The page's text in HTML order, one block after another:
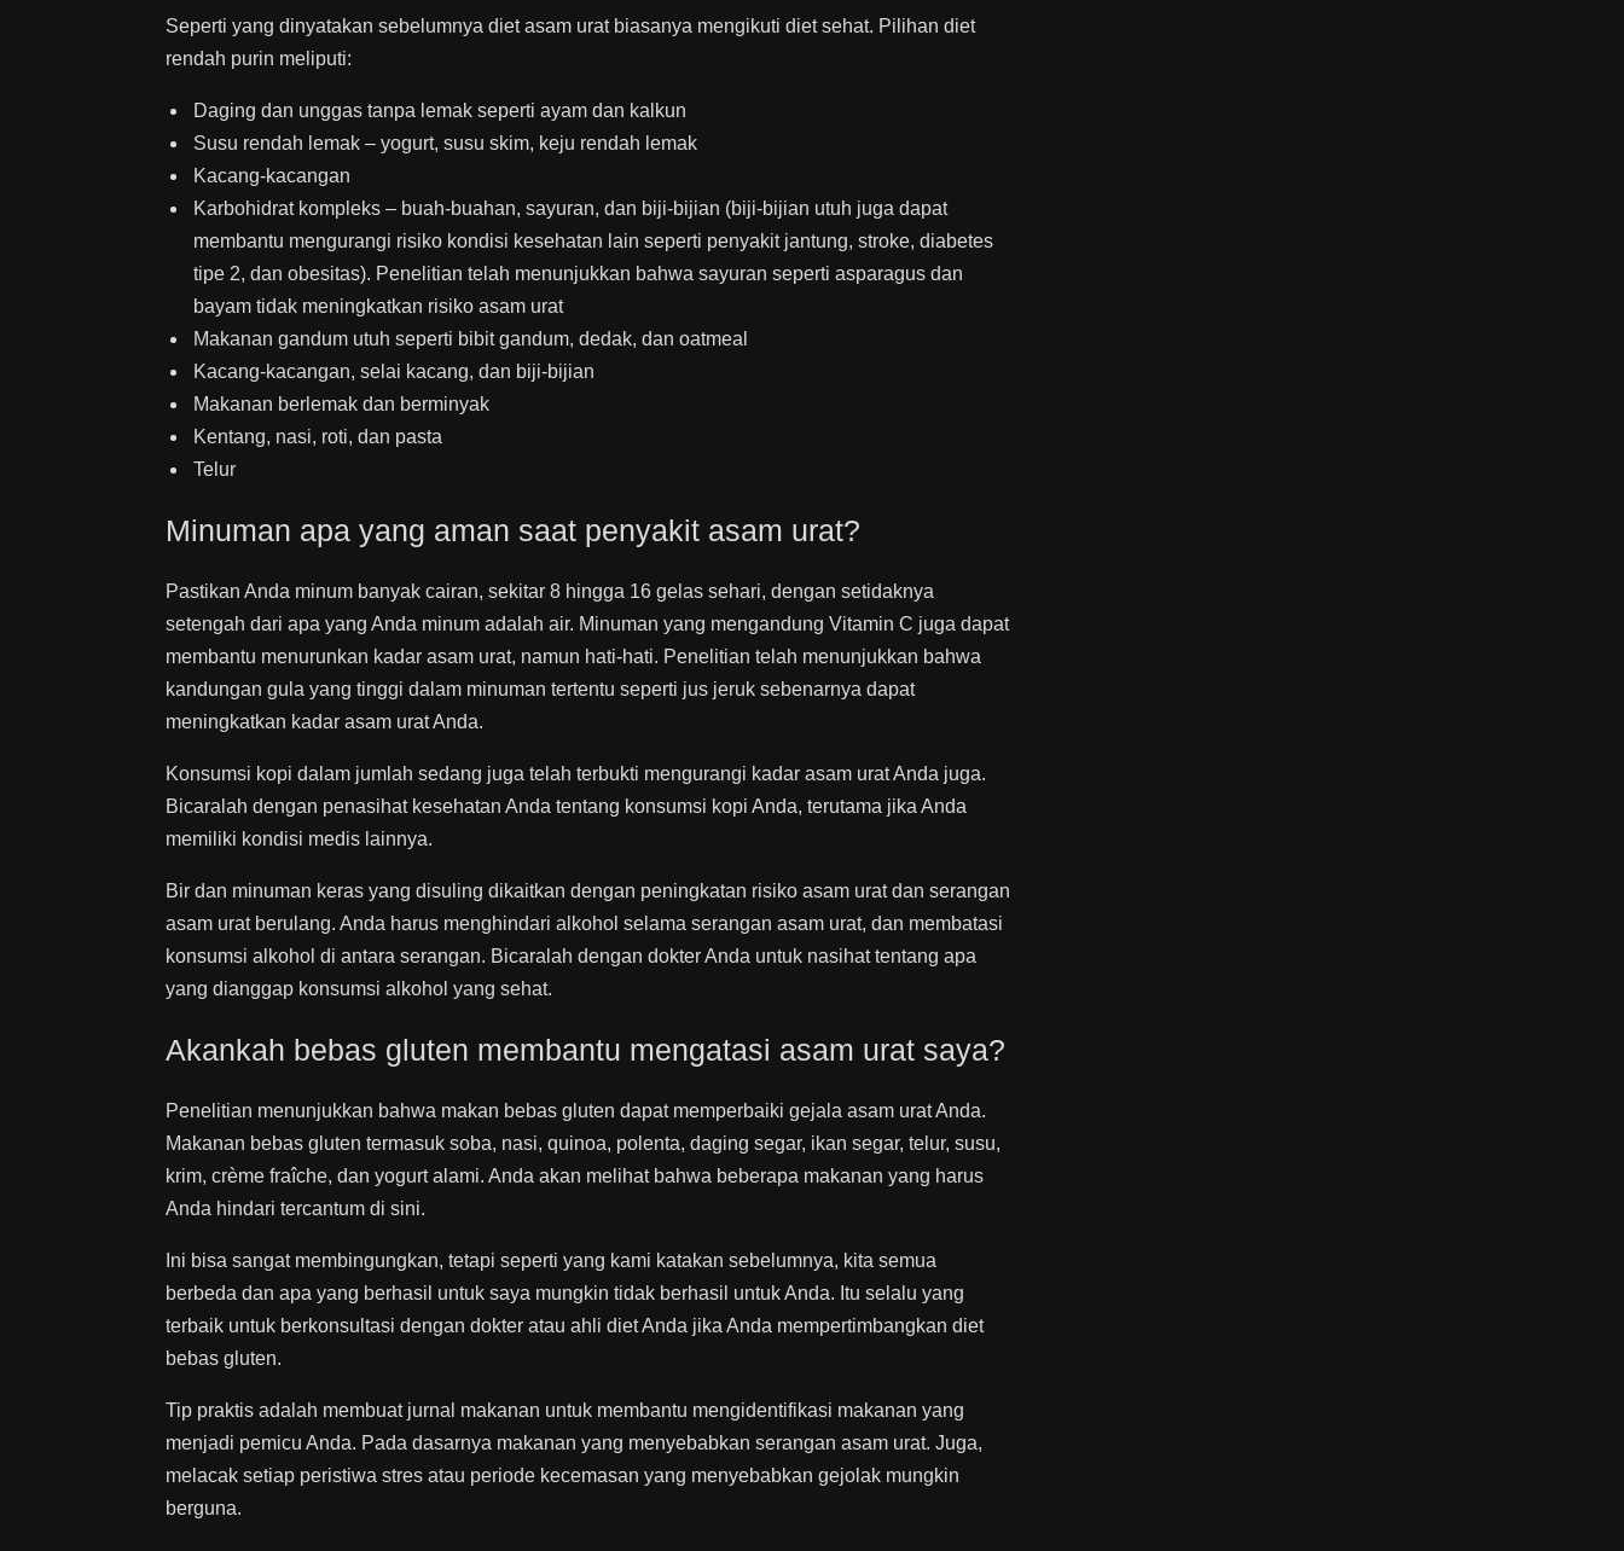
Seperti yang dinyatakan sebelumnya diet asam urat biasanya mengikuti diet sehat. Pilihan diet
rendah purin meliputi:
Daging dan unggas tanpa lemak seperti ayam dan kalkun
Susu rendah lemak – yogurt, susu skim, keju rendah lemak
Kacang-kacangan
Karbohidrat kompleks – buah-buahan, sayuran, dan biji-bijian (biji-bijian utuh juga dapat
membantu mengurangi risiko kondisi kesehatan lain seperti penyakit jantung, stroke, diabetes
tipe 2, dan obesitas). Penelitian telah menunjukkan bahwa sayuran seperti asparagus dan
bayam tidak meningkatkan risiko asam urat
Makanan gandum utuh seperti bibit gandum, dedak, dan oatmeal
Kacang-kacangan, selai kacang, dan biji-bijian
Makanan berlemak dan berminyak
Kentang, nasi, roti, dan pasta
Telur
Minuman apa yang aman saat penyakit asam urat?
Pastikan Anda minum banyak cairan, sekitar 8 hingga 16 gelas sehari, dengan setidaknya
setengah dari apa yang Anda minum adalah air. Minuman yang mengandung Vitamin C juga dapat
membantu menurunkan kadar asam urat, namun hati-hati. Penelitian telah menunjukkan bahwa
kandungan gula yang tinggi dalam minuman tertentu seperti jus jeruk sebenarnya dapat
meningkatkan kadar asam urat Anda.
Konsumsi kopi dalam jumlah sedang juga telah terbukti mengurangi kadar asam urat Anda juga.
Bicaralah dengan penasihat kesehatan Anda tentang konsumsi kopi Anda, terutama jika Anda
memiliki kondisi medis lainnya.
Bir dan minuman keras yang disuling dikaitkan dengan peningkatan risiko asam urat dan serangan
asam urat berulang. Anda harus menghindari alkohol selama serangan asam urat, dan membatasi
konsumsi alkohol di antara serangan. Bicaralah dengan dokter Anda untuk nasihat tentang apa
yang dianggap konsumsi alkohol yang sehat.
Akankah bebas gluten membantu mengatasi asam urat saya?
Penelitian menunjukkan bahwa makan bebas gluten dapat memperbaiki gejala asam urat Anda.
Makanan bebas gluten termasuk soba, nasi, quinoa, polenta, daging segar, ikan segar, telur, susu,
krim, crème fraîche, dan yogurt alami. Anda akan melihat bahwa beberapa makanan yang harus
Anda hindari tercantum di sini.
Ini bisa sangat membingungkan, tetapi seperti yang kami katakan sebelumnya, kita semua
berbeda dan apa yang berhasil untuk saya mungkin tidak berhasil untuk Anda. Itu selalu yang
terbaik untuk berkonsultasi dengan dokter atau ahli diet Anda jika Anda mempertimbangkan diet
bebas gluten.
Tip praktis adalah membuat jurnal makanan untuk membantu mengidentifikasi makanan yang
menjadi pemicu Anda. Pada dasarnya makanan yang menyebabkan serangan asam urat. Juga,
melacak setiap peristiwa stres atau periode kecemasan yang menyebabkan gejolak mungkin
berguna.